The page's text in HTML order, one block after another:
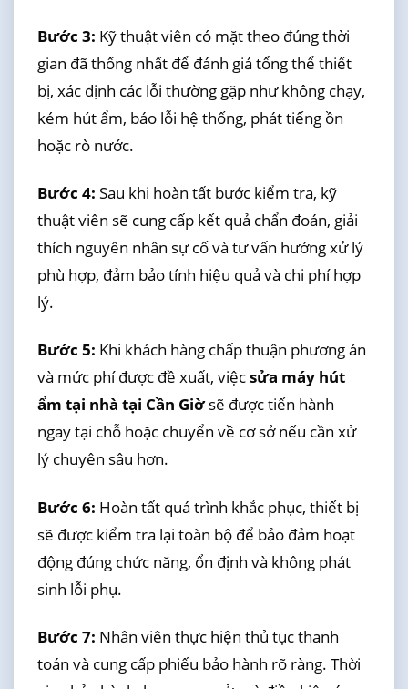
Bước 3: Kỹ thuật viên có mặt theo đúng thời
gian đã thống nhất để đánh giá tổng thể thiết
bị, xác định các lỗi thường gặp như không chạy,
kém hút ẩm, báo lỗi hệ thống, phát tiếng ồn
hoặc rò nước.
Bước 4: Sau khi hoàn tất bước kiểm tra, kỹ
thuật viên sẽ cung cấp kết quả chẩn đoán, giải
thích nguyên nhân sự cố và tư vấn hướng xử lý
phù hợp, đảm bảo tính hiệu quả và chi phí hợp
lý.
Bước 5: Khi khách hàng chấp thuận phương án
và mức phí được đề xuất, việcsửa máy hút
ẩm tại nhà tại Cần Giờsẽ được tiến hành
ngay tại chỗ hoặc chuyển về cơ sở nếu cần xử
lý chuyên sâu hơn.
Bước 6: Hoàn tất quá trình khắc phục, thiết bị
sẽ được kiểm tra lại toàn bộ để bảo đảm hoạt
động đúng chức năng, ổn định và không phát
sinh lỗi phụ.
Bước 7: Nhân viên thực hiện thủ tục thanh
toán và cung cấp phiếu bảo hành rõ ràng. Thời